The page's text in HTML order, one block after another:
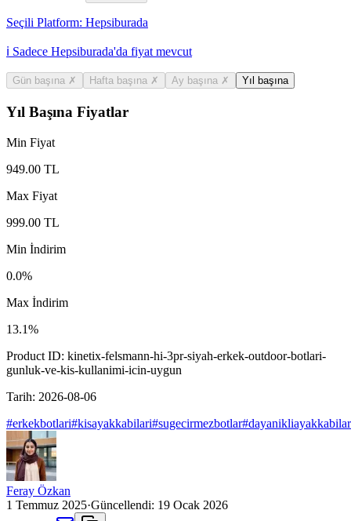
Seçili Platform: Hepsiburada
ℹ️ Sadece Hepsiburada'da fiyat mevcut
Gün başına ✗ Hafta başına ✗ Ay başına ✗ Yıl başına
Yıl Başına Fiyatlar
Min Fiyat
949.00 TL
Max Fiyat
999.00 TL
Min İndirim
0.0%
Max İndirim
13.1%
Product ID: kinetix-felsmann-hi-3pr-siyah-erkek-outdoor-botlari-
gunluk-ve-kis-kullanimi-icin-uygun
Tarih: 2026-08-06
#erkekbotlari#kisayakkabilari#sugecirmezbotlar#dayanikliayakkabilar
Feray Özkan
1 Temmuz 2025·Güncellendi: 19 Ocak 2026